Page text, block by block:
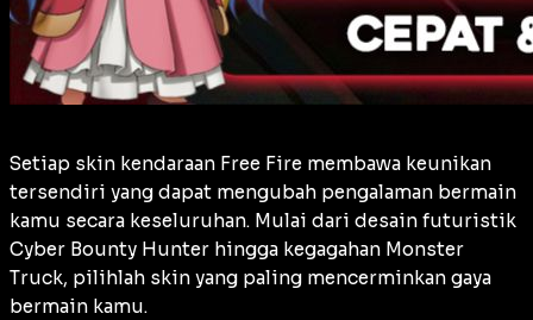
Setiap skin kendaraan Free Fire membawa keunikan
tersendiri yang dapat mengubah pengalaman bermain
kamu secara keseluruhan. Mulai dari desain futuristik
Cyber Bounty Hunter hingga kegagahan Monster
Truck, pilihlah skin yang paling mencerminkan gaya
bermain kamu.